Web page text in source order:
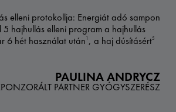
elleni protokollja: Energiát adó sampon
5 hajhullás elleni program a hajhullás
6 hét használat után 1 , a haj dúsításért5
PAULINA ANDRYCZ
PARTNER GYÓGYSZERÉSZ